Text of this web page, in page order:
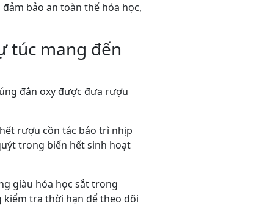
bảo an toàn thể hóa học,
túc mang đến
đắn oxy được đưa rượu
rượu cồn tác bảo trì nhịp
trong biển hết sinh hoạt
giàu hóa học sắt trong
tra thời hạn để theo dõi